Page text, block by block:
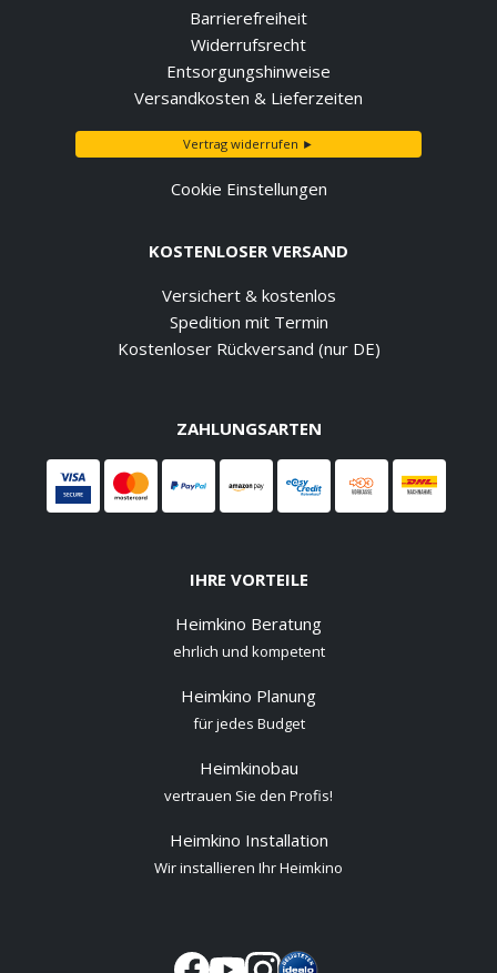
Barrierefreiheit
Widerrufsrecht
Entsorgungshinweise
Versandkosten & Lieferzeiten
Vertrag widerrufen ►
Cookie Einstellungen
KOSTENLOSER VERSAND
Versichert & kostenlos
Spedition mit Termin
Kostenloser Rückversand (nur DE)
ZAHLUNGSARTEN
IHRE VORTEILE
Heimkino Beratung
ehrlich und kompetent
Heimkino Planung
für jedes Budget
Heimkinobau
vertrauen Sie den Profis!
Heimkino Installation
Wir installieren Ihr Heimkino